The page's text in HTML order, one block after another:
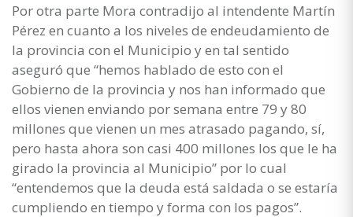
Por otra parte Mora contradijo al intendente Martín
Pérez en cuanto a los niveles de endeudamiento de
la provincia con el Municipio y en tal sentido
aseguró que “hemos hablado de esto con el
Gobierno de la provincia y nos han informado que
ellos vienen enviando por semana entre 79 y 80
millones que vienen un mes atrasado pagando, sí,
pero hasta ahora son casi 400 millones los que le ha
girado la provincia al Municipio” por lo cual
“entendemos que la deuda está saldada o se estaría
cumpliendo en tiempo y forma con los pagos”.